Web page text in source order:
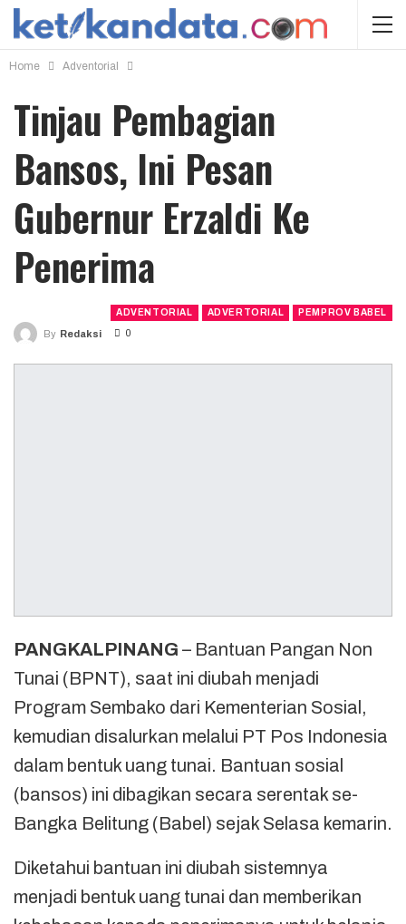
Home Adventorial
Tinjau Pembagian
Bansos, Ini Pesan
Gubernur Erzaldi Ke
Penerima
ADVENTORIAL ADVERTORIAL PEMPROV BABEL
By Redaksi 0
PANGKALPINANG – Bantuan Pangan Non
Tunai (BPNT), saat ini diubah menjadi
Program Sembako dari Kementerian Sosial,
kemudian disalurkan melalui PT Pos Indonesia
dalam bentuk uang tunai. Bantuan sosial
(bansos) ini dibagikan secara serentak se-
Bangka Belitung (Babel) sejak Selasa kemarin.
Diketahui bantuan ini diubah sistemnya
menjadi bentuk uang tunai dan memberikan